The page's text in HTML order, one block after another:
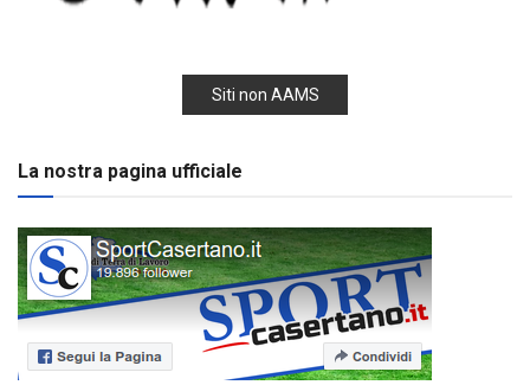
Siti non AAMS
La nostra pagina ufficiale